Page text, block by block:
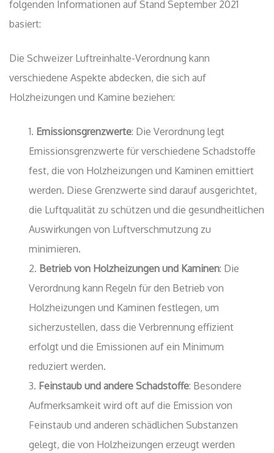
folgenden Informationen auf Stand September 2021
basiert:
Die Schweizer Luftreinhalte-Verordnung kann
verschiedene Aspekte abdecken, die sich auf
Holzheizungen und Kamine beziehen:
Emissionsgrenzwerte: Die Verordnung legt
Emissionsgrenzwerte für verschiedene Schadstoffe
fest, die von Holzheizungen und Kaminen emittiert
werden. Diese Grenzwerte sind darauf ausgerichtet,
die Luftqualität zu schützen und die gesundheitlichen
Auswirkungen von Luftverschmutzung zu
minimieren.
Betrieb von Holzheizungen und Kaminen: Die
Verordnung kann Regeln für den Betrieb von
Holzheizungen und Kaminen festlegen, um
sicherzustellen, dass die Verbrennung effizient
erfolgt und die Emissionen auf ein Minimum
reduziert werden.
Feinstaub und andere Schadstoffe: Besondere
Aufmerksamkeit wird oft auf die Emission von
Feinstaub und anderen schädlichen Substanzen
gelegt, die von Holzheizungen erzeugt werden